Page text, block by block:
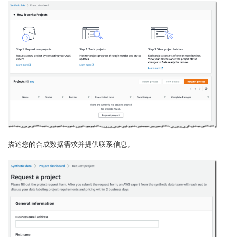
描述您的合成数据需求并提供联系信息。